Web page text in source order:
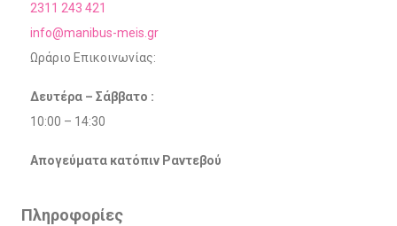
2311 243 421
info@manibus-meis.gr
Ωράριο Επικοινωνίας:
Δευτέρα – Σάββατο :
10:00 – 14:30
Απογεύματα κατόπιν Ραντεβού
Πληροφορίες